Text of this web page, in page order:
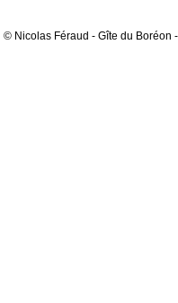
© Nicolas Féraud - Gîte du Boréon